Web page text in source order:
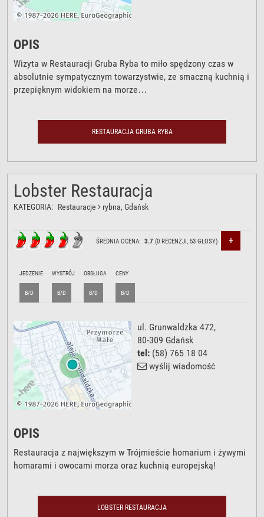
OPIS
Wizyta w Restauracji Gruba Ryba to miło spędzony czas w
absolutnie sympatycznym towarzystwie, ze smaczną kuchnią i
przepięknym widokiem na morze…
RESTAURACJA GRUBA RYBA
Lobster Restauracja
KATEGORIA: Restauracje rybna, Gdańsk
ŚREDNIA OCENA:3.7 (0 RECENZJI, 53 GŁOSY) +
JEDZENIE
B/D
WYSTRÓJ
B/D
OBSŁUGA
B/D
CENY
B/D
ul. Grunwaldzka 472,
80-309 Gdańsk
tel: (58) 765 18 04
wyślij wiadomość
OPIS
Restauracja z największym w Trójmieście homarium i żywymi
homarami i owocami morza oraz kuchnią europejską!
LOBSTER RESTAURACJA